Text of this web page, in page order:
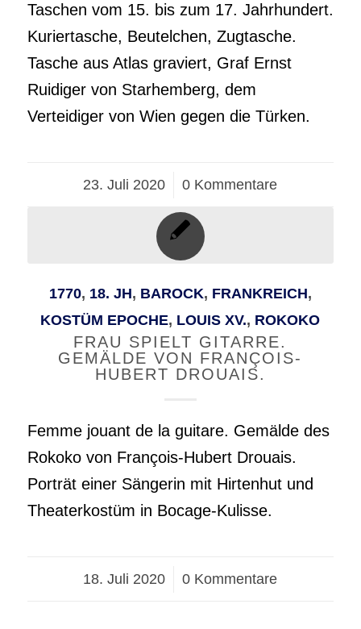
Taschen vom 15. bis zum 17. Jahrhundert.
Kuriertasche, Beutelchen, Zugtasche.
Tasche aus Atlas graviert, Graf Ernst
Ruidiger von Starhemberg, dem
Verteidiger von Wien gegen die Türken.
23. Juli 2020
/ 0 Kommentare
1770, 18. JH, BAROCK, FRANKREICH,
KOSTÜM EPOCHE, LOUIS XV., ROKOKO
FRAU SPIELT GITARRE.
GEMÄLDE VON FRANÇOIS-
HUBERT DROUAIS.
Femme jouant de la guitare. Gemälde des
Rokoko von François-Hubert Drouais.
Porträt einer Sängerin mit Hirtenhut und
Theaterkostüm in Bocage-Kulisse.
18. Juli 2020
/ 0 Kommentare